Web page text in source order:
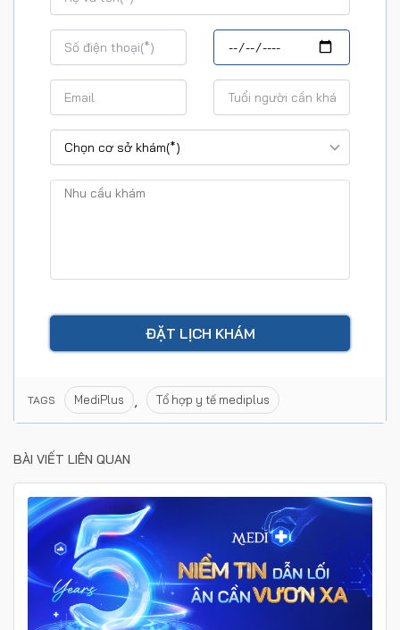
TAGS MediPlus Tổ hợp y tế mediplus
BÀI VIẾT LIÊN QUAN